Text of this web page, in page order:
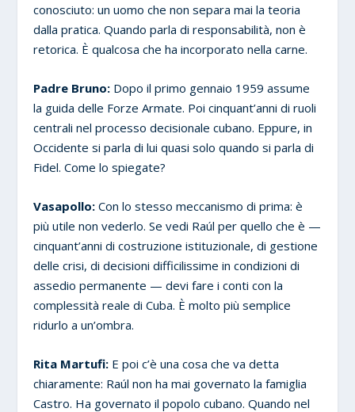
conosciuto: un uomo che non separa mai la teoria
dalla pratica. Quando parla di responsabilità, non è
retorica. È qualcosa che ha incorporato nella carne.
Padre Bruno: Dopo il primo gennaio 1959 assume
la guida delle Forze Armate. Poi cinquant’anni di ruoli
centrali nel processo decisionale cubano. Eppure, in
Occidente si parla di lui quasi solo quando si parla di
Fidel. Come lo spiegate?
Vasapollo: Con lo stesso meccanismo di prima: è
più utile non vederlo. Se vedi Raúl per quello che è —
cinquant’anni di costruzione istituzionale, di gestione
delle crisi, di decisioni difficilissime in condizioni di
assedio permanente — devi fare i conti con la
complessità reale di Cuba. È molto più semplice
ridurlo a un’ombra.
Rita Martufi: E poi c’è una cosa che va detta
chiaramente: Raúl non ha mai governato la famiglia
Castro. Ha governato il popolo cubano. Quando nel